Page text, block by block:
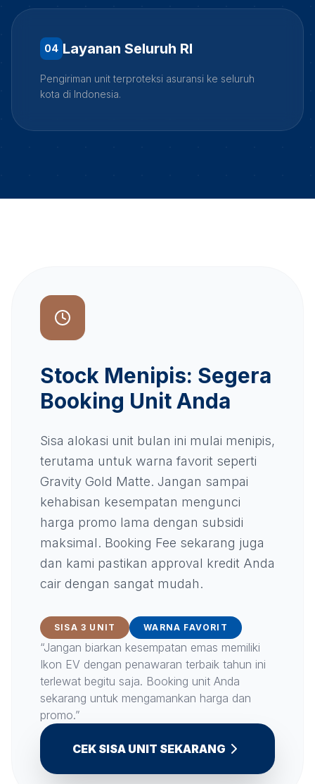
04 Layanan Seluruh RI
Pengiriman unit terproteksi asuransi ke seluruh
kota di Indonesia.
Stock Menipis: Segera
Booking Unit Anda
Sisa alokasi unit bulan ini mulai menipis,
terutama untuk warna favorit seperti
Gravity Gold Matte. Jangan sampai
kehabisan kesempatan mengunci
harga promo lama dengan subsidi
maksimal. Booking Fee sekarang juga
dan kami pastikan approval kredit Anda
cair dengan sangat mudah.
SISA 3 UNIT WARNA FAVORIT
“Jangan biarkan kesempatan emas memiliki
Ikon EV dengan penawaran terbaik tahun ini
terlewat begitu saja. Booking unit Anda
sekarang untuk mengamankan harga dan
promo.”
CEK SISA UNIT SEKARANG